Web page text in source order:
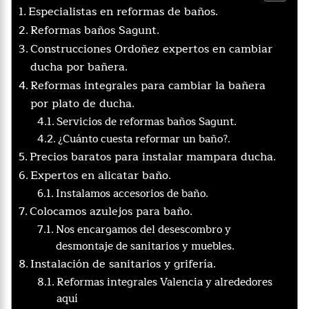
Especialistas en reformas de baños.
Reformas baños Sagunt.
Construcciones Ordoñez expertos en cambiar
ducha por bañera.
Reformas integrales para cambiar la bañera
por plato de ducha.
Servicios de reformas baños Sagunt.
¿Cuánto cuesta reformar un baño?.
Precios baratos para instalar mampara ducha.
Expertos en alicatar baño.
Instalamos accesorios de baño.
Colocamos azulejos para baño.
Nos encargamos del desescombro y
desmontaje de sanitarios y muebles.
Instalación de sanitarios y grifería.
Reformas integrales Valencia y alrededores
aquí